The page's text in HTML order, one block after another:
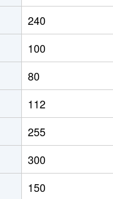
240
100
80
112
255
300
150